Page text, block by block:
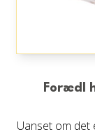
Forædl
Uanset om det